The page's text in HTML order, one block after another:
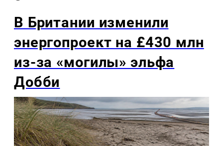
В Британии изменили
энергопроект на £430 млн
из-за «могилы» эльфа
Добби